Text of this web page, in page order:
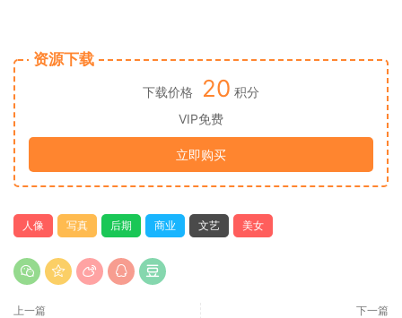
资源下载
下载价格 20 积分
VIP免费
立即购买
人像 写真 后期 商业 文艺 美女
上一篇 下一篇